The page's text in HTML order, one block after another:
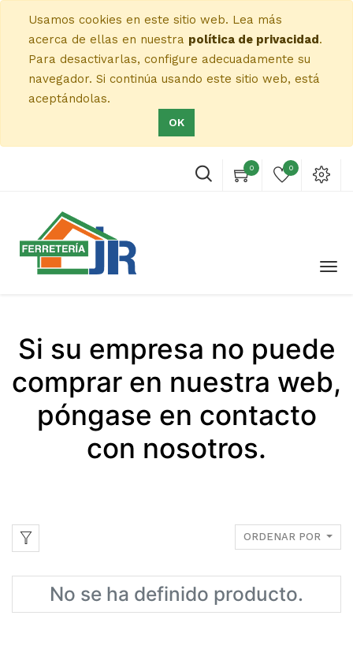
Usamos cookies en este sitio web. Lea más
acerca de ellas en nuestra política de privacidad.
Para desactivarlas, configure adecuadamente su
navegador. Si continúa usando este sitio web, está
aceptándolas.
OK
0 0
Si su empresa no puede
comprar en nuestra web,
póngase en contacto
con nosotros.
ORDENAR POR
No se ha definido producto.